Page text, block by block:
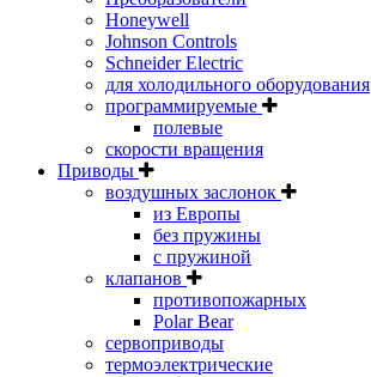
Honeywell
Johnson Controls
Schneider Electric
для холодильного оборудования
программируемые
полевые
скорости вращения
Приводы
воздушных заслонок
из Европы
без пружины
с пружиной
клапанов
противопожарных
Polar Bear
сервоприводы
термоэлектрические